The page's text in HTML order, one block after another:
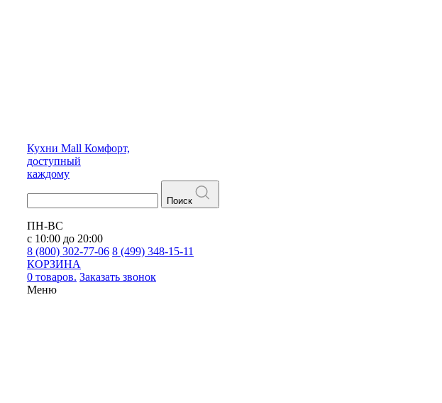
Кухни Mall Комфорт,
доступный
каждому
Поиск
ПН-ВС
с 10:00 до 20:00
8 (800) 302-77-06 8 (499) 348-15-11
КОРЗИНА
0 товаров. Заказать звонок
Меню